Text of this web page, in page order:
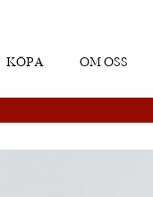
KÖPA OM OSS